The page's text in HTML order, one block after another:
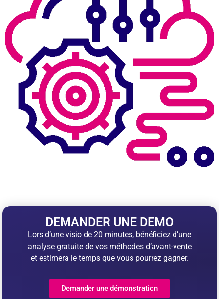
DEMANDER UNE DEMO
Lors d’une visio de 20 minutes, bénéficiez d’une
analyse gratuite de vos méthodes d’avant-vente
et estimera le temps que vous pourrez gagner.
Demander une démonstration